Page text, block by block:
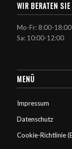
WIR BERATEN SIE
Mo-Fr: 8:00-18:00
Sa: 10:00-12:00
MENÜ
Impressum
Datenschutz
Cookie-Richtlinie